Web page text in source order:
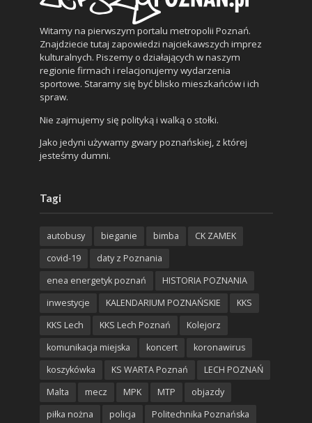
Witamy na pierwszym portalu metropolii Poznań.
Znajdziecie tutaj zapowiedzi najciekawszych imprez
kulturalnych. Piszemy o działających w naszym
regionie firmach i relacjonujemy wydarzenia
sportowe. Staramy się być blisko mieszkańców i ich
spraw.
Nie zajmujemy się polityką i walką o stołki.
Jako jedyni używamy gwary poznańskiej, z której
jesteśmy dumni.
Tagi
autobusy bieganie bimba
CK ZAMEK
covid-19
daty z Poznania
enea energetyk poznań
HISTORIA POZNANIA
inwestycje
KALENDARIUM POZNAŃSKIE
KKS
KKS Lech
KKS Lech Poznań
Kolejorz
komunikacja miejska
koncert
koronawirus
koszykówka
KS WARTA Poznań
LECH POZNAŃ
Malta
mecz MPK MTP
objazdy
piłka nożna
policja Politechnika Poznańska